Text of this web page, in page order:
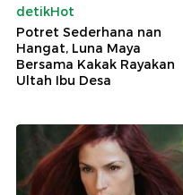
detikHot
Potret Sederhana nan
Hangat, Luna Maya
Bersama Kakak Rayakan
Ultah Ibu Desa